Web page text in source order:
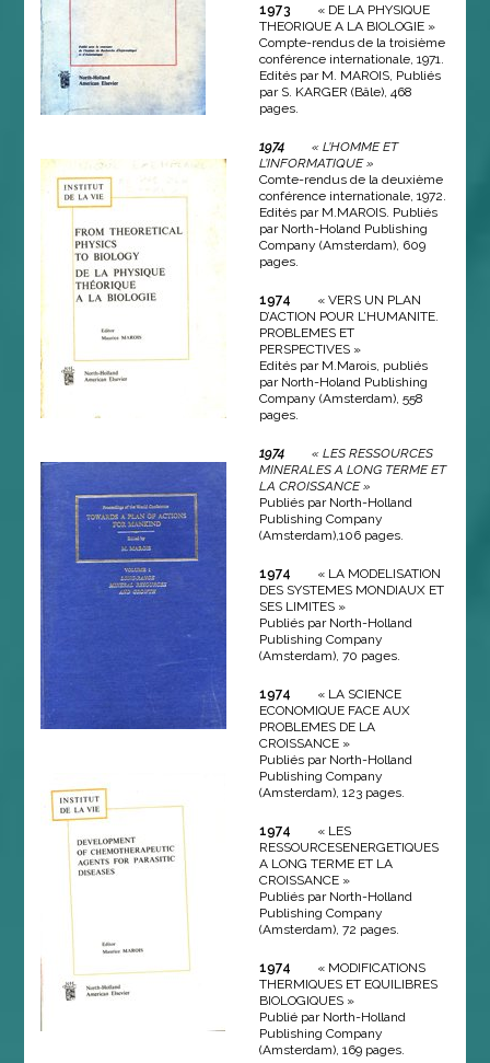
1973 « DE LA PHYSIQUE
THEORIQUE A LA BIOLOGIE »
Compte-rendus de la troisième
conférence internationale, 1971.
Edités par M. MAROIS, Publiés
par S. KARGER (Bâle), 468
pages.
1974« L’HOMME ET
L’INFORMATIQUE »
Comte-rendus de la deuxième
conférence internationale, 1972.
Edités par M.MAROIS. Publiés
par North-Holand Publishing
Company (Amsterdam), 609
pages.
1974 « VERS UN PLAN
D’ACTION POUR L’HUMANITE.
PROBLEMES ET
PERSPECTIVES »
Edités par M.Marois, publiés
par North-Holand Publishing
Company (Amsterdam), 558
pages.
1974« LES RESSOURCES
MINERALES A LONG TERME ET
LA CROISSANCE »
Publiés par North-Holland
Publishing Company
(Amsterdam),106 pages.
1974 « LA MODELISATION
DES SYSTEMES MONDIAUX ET
SES LIMITES »
Publiés par North-Holland
Publishing Company
(Amsterdam), 70 pages.
1974 « LA SCIENCE
ECONOMIQUE FACE AUX
PROBLEMES DE LA
CROISSANCE »
Publiés par North-Holland
Publishing Company
(Amsterdam), 123 pages.
1974 « LES
RESSOURCESENERGETIQUES
A LONG TERME ET LA
CROISSANCE »
Publiés par North-Holland
Publishing Company
(Amsterdam), 72 pages.
1974 « MODIFICATIONS
THERMIQUES ET EQUILIBRES
BIOLOGIQUES »
Publié par North-Holland
Publishing Company
(Amsterdam), 169 pages.